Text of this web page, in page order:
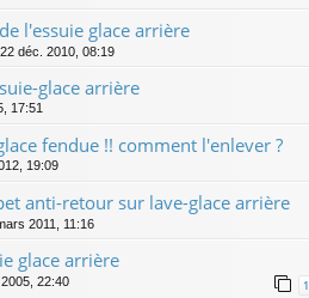
l'essuie glace arrière
22 déc. 2010, 08:19
glace arrière
17:51
fendue !! comment l'enlever ?
19:09
anti-retour sur lave-glace arrière
2011, 11:16
glace arrière
22:40 1